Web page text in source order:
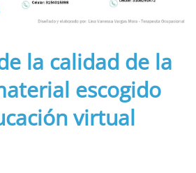
la calidad de la
escogido
virtual